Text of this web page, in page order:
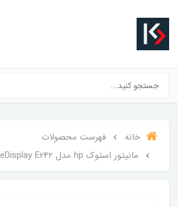
خانه
فهرست محصولات
مانیتور استوک hp مدل EliteDisplay E242